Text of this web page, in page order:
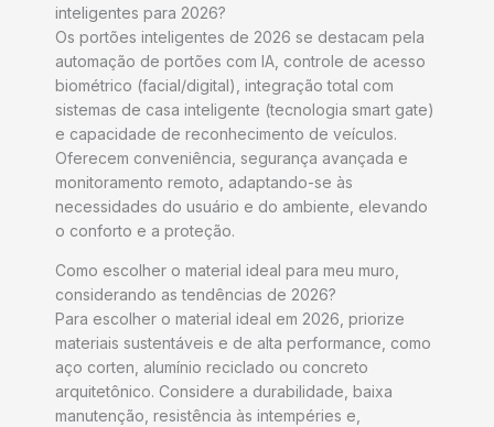
inteligentes para 2026?
Os portões inteligentes de 2026 se destacam pela
automação de portões com IA, controle de acesso
biométrico (facial/digital), integração total com
sistemas de casa inteligente (tecnologia smart gate)
e capacidade de reconhecimento de veículos.
Oferecem conveniência, segurança avançada e
monitoramento remoto, adaptando-se às
necessidades do usuário e do ambiente, elevando
o conforto e a proteção.
Como escolher o material ideal para meu muro,
considerando as tendências de 2026?
Para escolher o material ideal em 2026, priorize
materiais sustentáveis e de alta performance, como
aço corten, alumínio reciclado ou concreto
arquitetônico. Considere a durabilidade, baixa
manutenção, resistência às intempéries e,